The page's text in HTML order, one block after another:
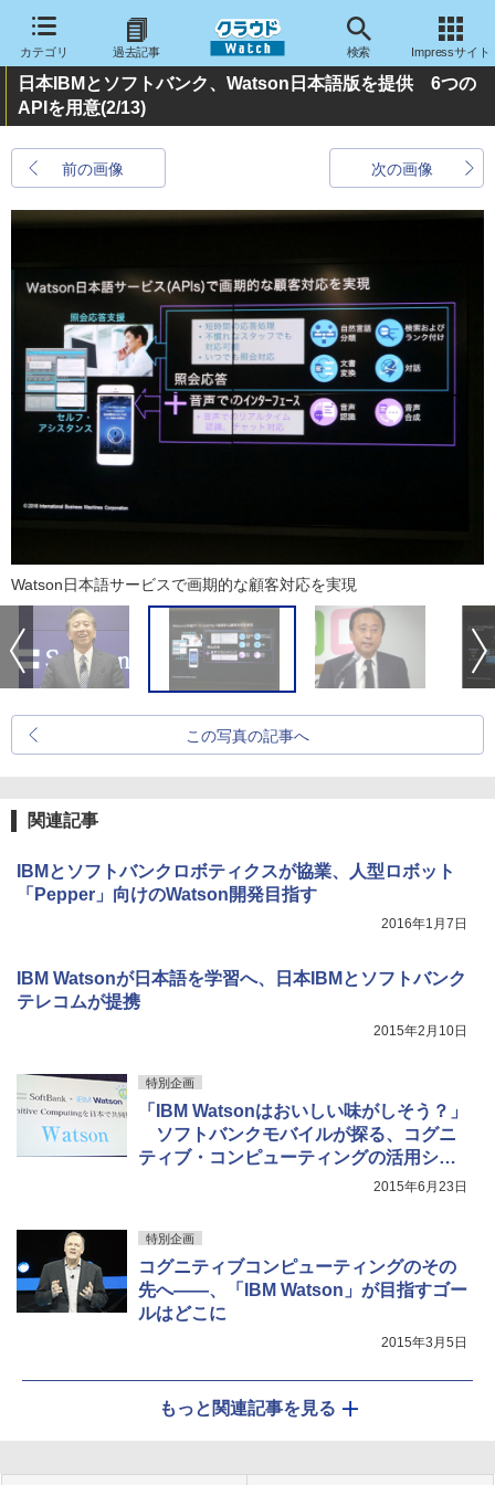
カテゴリ 過去記事 検索 Impressサイト
日本IBMとソフトバンク、Watson日本語版を提供 6つの
APIを用意(2/13)
前の画像 次の画像
Watson日本語サービスで画期的な顧客対応を実現
この写真の記事へ
関連記事
IBMとソフトバンクロボティクスが協業、人型ロボット
「Pepper」向けのWatson開発目指す
2016年1月7日
IBM Watsonが日本語を学習へ、日本IBMとソフトバンク
テレコムが提携
2015年2月10日
特別企画
「IBM Watsonはおいしい味がしそう？」
ソフトバンクモバイルが探る、コグニ
ティブ・コンピューティングの活用シー
2015年6月23日
特別企画
コグニティブコンピューティングのその
先へ――、「IBM Watson」が目指すゴー
ルはどこに
2015年3月5日
もっと関連記事を見る